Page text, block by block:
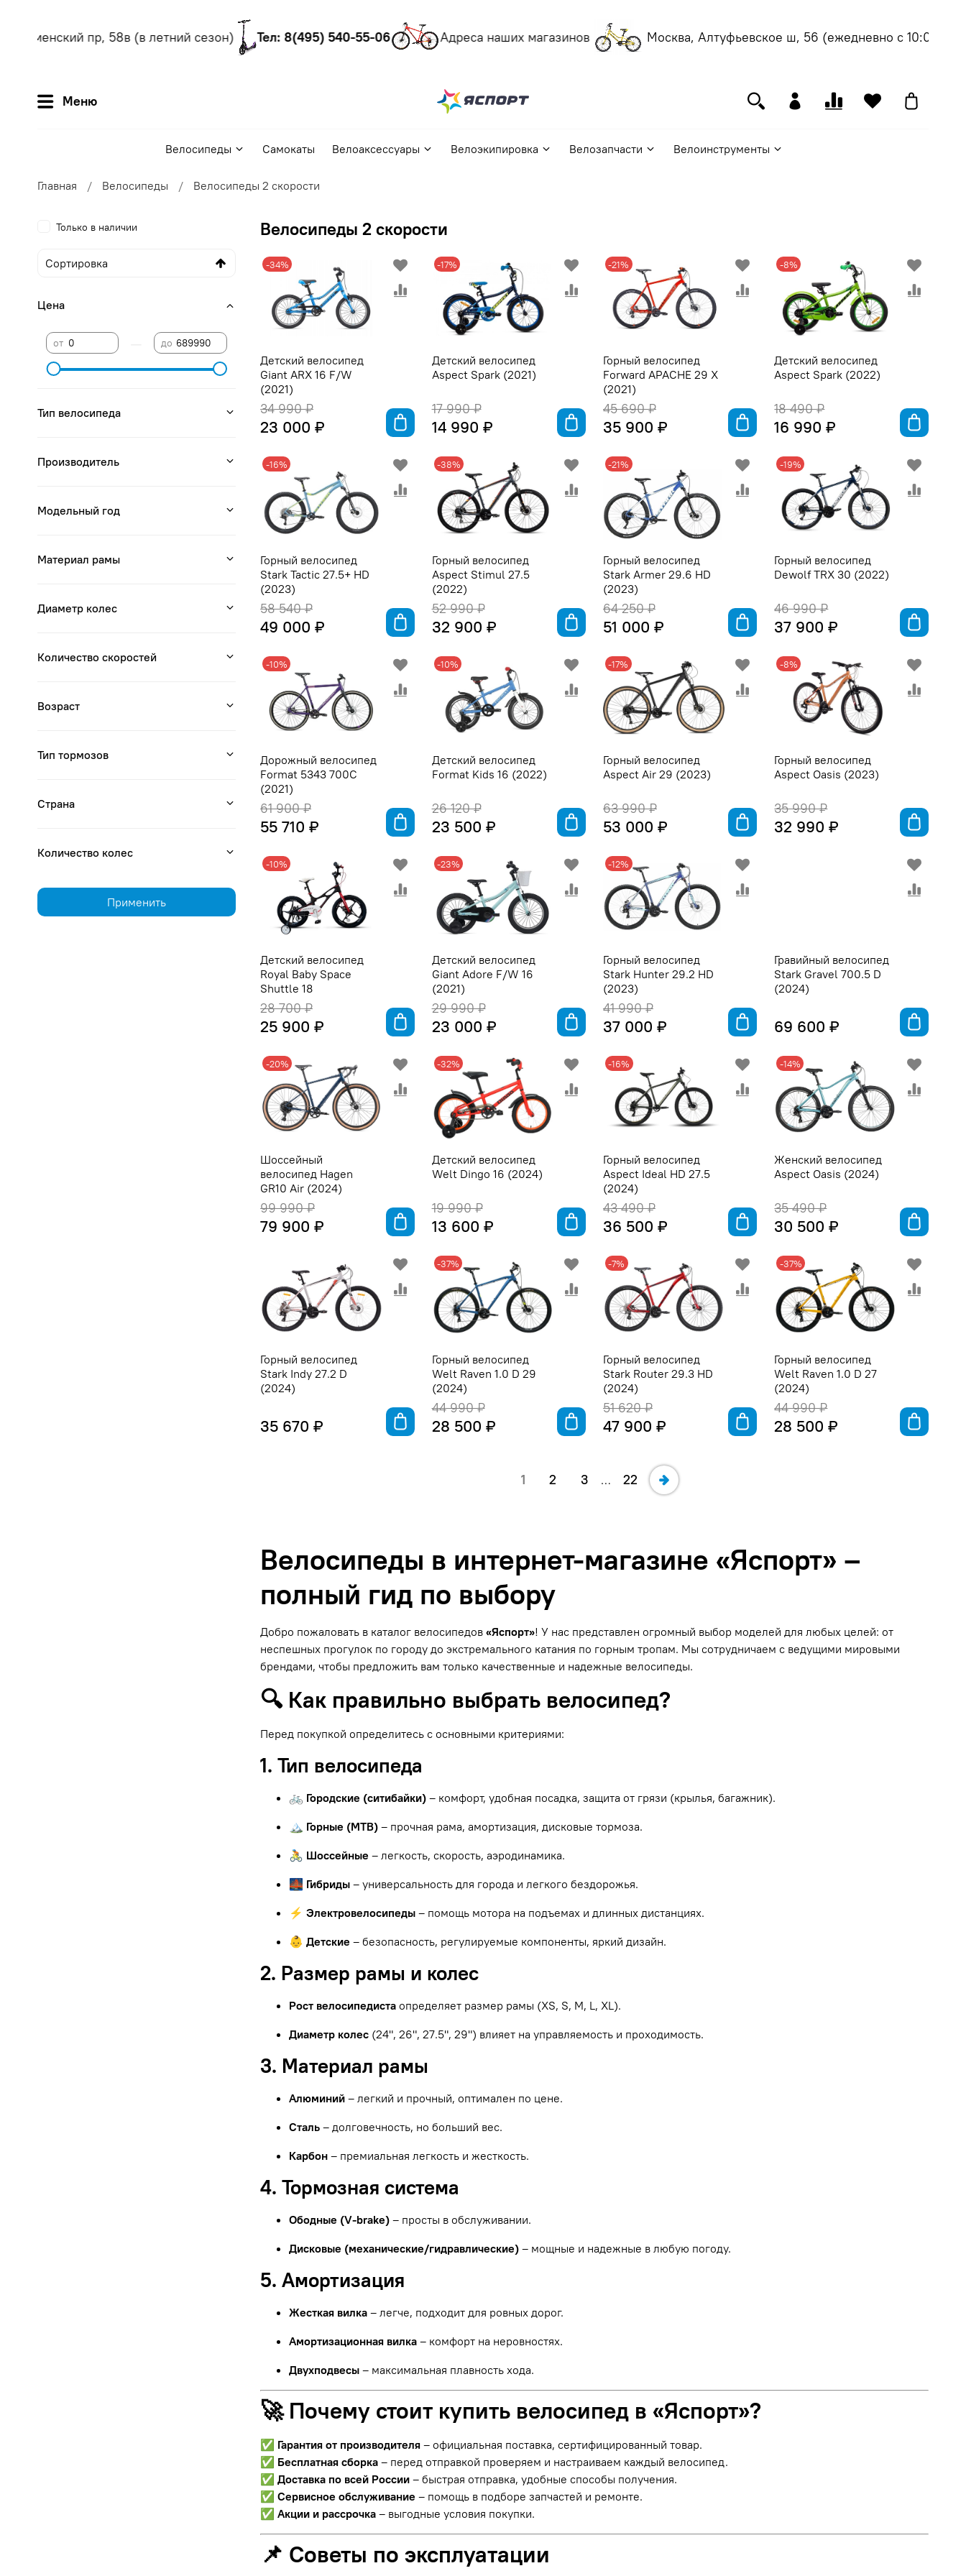
пр, 58в (в летний сезон) Тел: 8(495) 540-55-06 Адреса наших магазинов Москва, Алтуфьевское ш, 56(ежедневно с 10:00 до
Меню
Велосипеды Самокаты Велоаксессуары Велоэкипировка Велозапчасти Велоинструменты
Главная Велосипеды Велосипеды 2 скорости
Велосипеды 2 скорости
-34%
Детский велосипед
Giant ARX 16 F/W
(2021)
34 990 ₽
23 000 ₽
-17%
Детский велосипед
Aspect Spark (2021)
17 990 ₽
14 990 ₽
-21%
Горный велосипед
Forward APACHE 29 X
(2021)
45 690 ₽
35 900 ₽
-8%
Детский велосипед
Aspect Spark (2022)
18 490 ₽
16 990 ₽
-16%
Горный велосипед
Stark Tactic 27.5+ HD
(2023)
58 540 ₽
49 000 ₽
-38%
Горный велосипед
Aspect Stimul 27.5
(2022)
52 990 ₽
32 900 ₽
-21%
Горный велосипед
Stark Armer 29.6 HD
(2023)
64 250 ₽
51 000 ₽
-19%
Горный велосипед
Dewolf TRX 30 (2022)
46 990 ₽
37 900 ₽
-10%
Дорожный велосипед
Format 5343 700C
(2021)
61 900 ₽
55 710 ₽
-10%
Детский велосипед
Format Kids 16 (2022)
26 120 ₽
23 500 ₽
-17%
Горный велосипед
Aspect Air 29 (2023)
63 990 ₽
53 000 ₽
-8%
Горный велосипед
Aspect Oasis (2023)
35 990 ₽
32 990 ₽
-10%
Детский велосипед
Royal Baby Space
Shuttle 18
28 700 ₽
25 900 ₽
-23%
Детский велосипед
Giant Adore F/W 16
(2021)
29 990 ₽
23 000 ₽
-12%
Горный велосипед
Stark Hunter 29.2 HD
(2023)
41 990 ₽
37 000 ₽
Гравийный велосипед
Stark Gravel 700.5 D
(2024)
69 600 ₽
-20%
Шоссейный
велосипед Hagen
GR10 Air (2024)
99 990 ₽
79 900 ₽
-32%
Детский велосипед
Welt Dingo 16 (2024)
19 990 ₽
13 600 ₽
-16%
Горный велосипед
Aspect Ideal HD 27.5
(2024)
43 490 ₽
36 500 ₽
-14%
Женский велосипед
Aspect Oasis (2024)
35 490 ₽
30 500 ₽
Горный велосипед
Stark Indy 27.2 D
(2024)
35 670 ₽
-37%
Горный велосипед
Welt Raven 1.0 D 29
(2024)
44 990 ₽
28 500 ₽
-7%
Горный велосипед
Stark Router 29.3 HD
(2024)
51 620 ₽
47 900 ₽
-37%
Горный велосипед
Welt Raven 1.0 D 27
(2024)
44 990 ₽
28 500 ₽
1 2 3 … 22
Велосипеды в интернет-магазине «Яспорт» –
полный гид по выбору
Добро пожаловать в каталог велосипедов «Яспорт»! У нас представлен огромный выбор моделей для любых целей: от
неспешных прогулок по городу до экстремального катания по горным тропам. Мы сотрудничаем с ведущими мировыми
брендами, чтобы предложить вам только качественные и надежные велосипеды.
🔍 Как правильно выбрать велосипед?
Перед покупкой определитесь с основными критериями:
1. Тип велосипеда
🚲 Городские (ситибайки) – комфорт, удобная посадка, защита от грязи (крылья, багажник).
🏔 Горные (MTB) – прочная рама, амортизация, дисковые тормоза.
🚴 Шоссейные – легкость, скорость, аэродинамика.
🌉 Гибриды – универсальность для города и легкого бездорожья.
⚡ Электровелосипеды – помощь мотора на подъемах и длинных дистанциях.
👶 Детские – безопасность, регулируемые компоненты, яркий дизайн.
2. Размер рамы и колес
Рост велосипедиста определяет размер рамы (XS, S, M, L, XL).
Диаметр колес (24", 26", 27.5", 29") влияет на управляемость и проходимость.
3. Материал рамы
Алюминий – легкий и прочный, оптимален по цене.
Сталь – долговечность, но больший вес.
Карбон – премиальная легкость и жесткость.
4. Тормозная система
Ободные (V-brake) – просты в обслуживании.
Дисковые (механические/гидравлические) – мощные и надежные в любую погоду.
5. Амортизация
Жесткая вилка – легче, подходит для ровных дорог.
Амортизационная вилка – комфорт на неровностях.
Двухподвесы – максимальная плавность хода.
🚀 Почему стоит купить велосипед в «Яспорт»?
✅ Гарантия от производителя – официальная поставка, сертифицированный товар.
✅ Бесплатная сборка – перед отправкой проверяем и настраиваем каждый велосипед.
✅ Доставка по всей России – быстрая отправка, удобные способы получения.
✅ Сервисное обслуживание – помощь в подборе запчастей и ремонте.
✅ Акции и рассрочка – выгодные условия покупки.
📌 Советы по эксплуатации
Только в наличии
Цена
от до
Тип велосипеда
Производитель
Модельный год
Материал рамы
Диаметр колес
Количество скоростей
Возраст
Тип тормозов
Страна
Количество колес
Применить